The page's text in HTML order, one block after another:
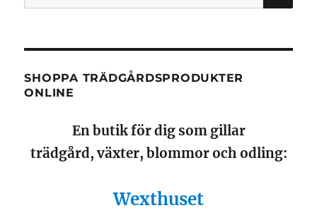
efter:
SHOPPA TRÄDGÅRDSPRODUKTER
ONLINE
En butik för dig som gillar
trädgård, växter, blommor och odling:
Wexthuset